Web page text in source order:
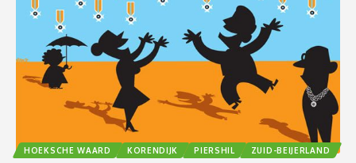
HOEKSCHE WAARD KORENDIJK PIERSHIL ZUID-BEIJERLAND